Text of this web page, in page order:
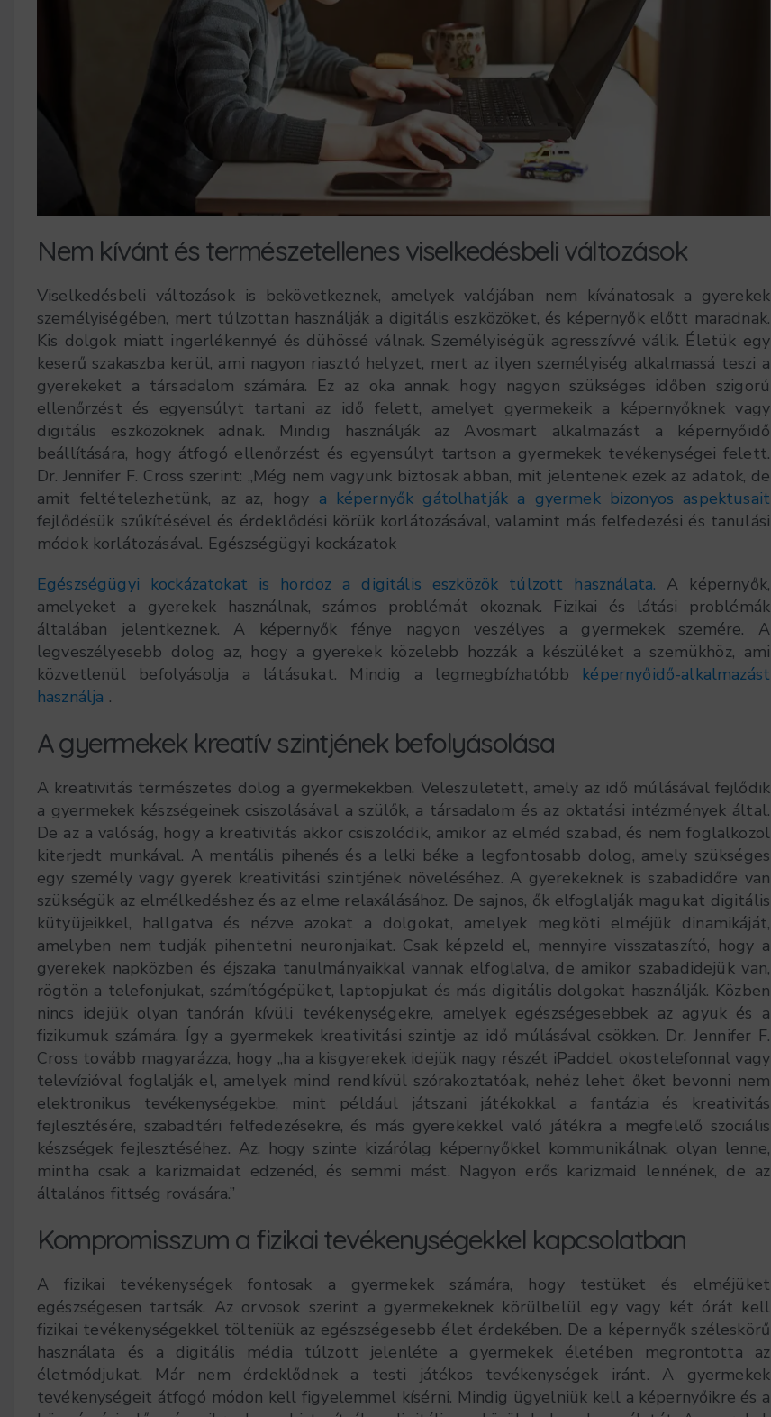
Nem kívánt és természetellenes viselkedésbeli változások
Viselkedésbeli változások is bekövetkeznek, amelyek valójában nem kívánatosak a gyerekek
személyiségében, mert túlzottan használják a digitális eszközöket, és képernyők előtt maradnak.
Kis dolgok miatt ingerlékennyé és dühössé válnak. Személyiségük agresszívvé válik. Életük egy
keserű szakaszba kerül, ami nagyon riasztó helyzet, mert az ilyen személyiség alkalmassá teszi a
gyerekeket a társadalom számára. Ez az oka annak, hogy nagyon szükséges időben szigorú
ellenőrzést és egyensúlyt tartani az idő felett, amelyet gyermekeik a képernyőknek vagy
digitális eszközöknek adnak. Mindig használják az Avosmart alkalmazást a képernyőidő
beállítására, hogy átfogó ellenőrzést és egyensúlyt tartson a gyermekek tevékenységei felett.
Dr. Jennifer F. Cross szerint: „Még nem vagyunk biztosak abban, mit jelentenek ezek az adatok, de
amit feltételezhetünk, az az, hogy a képernyők gátolhatják a gyermek bizonyos aspektusait
fejlődésük szűkítésével és érdeklődési körük korlátozásával, valamint más felfedezési és tanulási
módok korlátozásával. Egészségügyi kockázatok
Egészségügyi kockázatokat is hordoz a digitális eszközök túlzott használata. A képernyők,
amelyeket a gyerekek használnak, számos problémát okoznak. Fizikai és látási problémák
általában jelentkeznek. A képernyők fénye nagyon veszélyes a gyermekek szemére. A
legveszélyesebb dolog az, hogy a gyerekek közelebb hozzák a készüléket a szemükhöz, ami
közvetlenül befolyásolja a látásukat. Mindig a legmegbízhatóbb képernyőidő-alkalmazást
használja .
A gyermekek kreatív szintjének befolyásolása
A kreativitás természetes dolog a gyermekekben. Veleszületett, amely az idő múlásával fejlődik
a gyermekek készségeinek csiszolásával a szülők, a társadalom és az oktatási intézmények által.
De az a valóság, hogy a kreativitás akkor csiszolódik, amikor az elméd szabad, és nem foglalkozol
kiterjedt munkával. A mentális pihenés és a lelki béke a legfontosabb dolog, amely szükséges
egy személy vagy gyerek kreativitási szintjének növeléséhez. A gyerekeknek is szabadidőre van
szükségük az elmélkedéshez és az elme relaxálásához. De sajnos, ők elfoglalják magukat digitális
kütyüjeikkel, hallgatva és nézve azokat a dolgokat, amelyek megköti elméjük dinamikáját,
amelyben nem tudják pihentetni neuronjaikat. Csak képzeld el, mennyire visszataszító, hogy a
gyerekek napközben és éjszaka tanulmányaikkal vannak elfoglalva, de amikor szabadidejük van,
rögtön a telefonjukat, számítógépüket, laptopjukat és más digitális dolgokat használják. Közben
nincs idejük olyan tanórán kívüli tevékenységekre, amelyek egészségesebbek az agyuk és a
fizikumuk számára. Így a gyermekek kreativitási szintje az idő múlásával csökken. Dr. Jennifer F.
Cross tovább magyarázza, hogy „ha a kisgyerekek idejük nagy részét iPaddel, okostelefonnal vagy
televízióval foglalják el, amelyek mind rendkívül szórakoztatóak, nehéz lehet őket bevonni nem
elektronikus tevékenységekbe, mint például játszani játékokkal a fantázia és kreativitás
fejlesztésére, szabadtéri felfedezésekre, és más gyerekekkel való játékra a megfelelő szociális
készségek fejlesztéséhez. Az, hogy szinte kizárólag képernyőkkel kommunikálnak, olyan lenne,
mintha csak a karizmaidat edzenéd, és semmi mást. Nagyon erős karizmaid lennének, de az
általános fittség rovására.”
Kompromisszum a fizikai tevékenységekkel kapcsolatban
A fizikai tevékenységek fontosak a gyermekek számára, hogy testüket és elméjüket
egészségesen tartsák. Az orvosok szerint a gyermekeknek körülbelül egy vagy két órát kell
fizikai tevékenységekkel tölteniük az egészségesebb élet érdekében. De a képernyők széleskörű
használata és a digitális média túlzott jelenléte a gyermekek életében megrontotta az
életmódjukat. Már nem érdeklődnek a testi játékos tevékenységek iránt. A gyermekek
tevékenységeit átfogó módon kell figyelemmel kísérni. Mindig ügyelniük kell a képernyőikre és a